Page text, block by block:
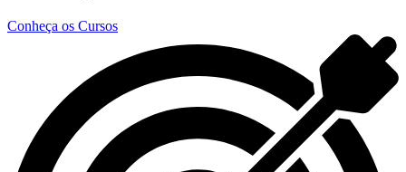
Conheça os Cursos